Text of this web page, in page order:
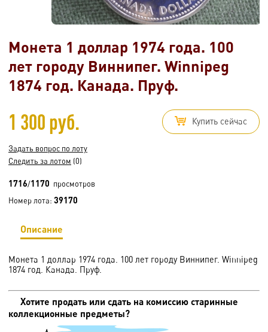
Монета 1 доллар 1974 года. 100
лет городу Виннипег. Winnipeg
1874 год. Канада. Пруф.
1 300 руб. Купить сейчас
Задать вопрос по лоту
Следить за лотом (0)
1716/1170 просмотров
Номер лота: 39170
Описание
Монета 1 доллар 1974 года. 100 лет городу Виннипег. Winnipeg
1874 год. Канада. Пруф.
Хотите продать или сдать на комиссию старинные
коллекционные предметы?